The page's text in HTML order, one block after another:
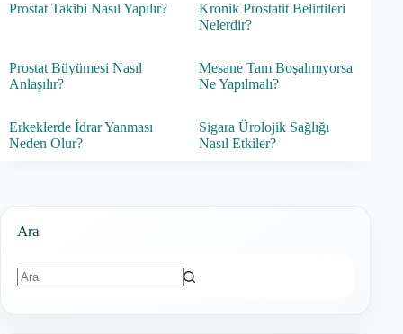
Prostat Takibi Nasıl Yapılır?
Kronik Prostatit Belirtileri
Nelerdir?
Prostat Büyümesi Nasıl
Anlaşılır?
Mesane Tam Boşalmıyorsa
Ne Yapılmalı?
Erkeklerde İdrar Yanması
Neden Olur?
Sigara Ürolojik Sağlığı
Nasıl Etkiler?
Ara